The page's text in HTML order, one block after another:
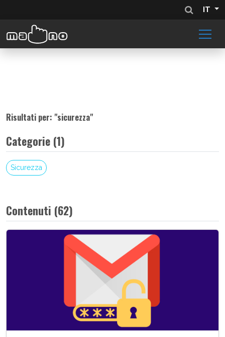
IT
Risultati per: "sicurezza"
Categorie (1)
Sicurezza
Contenuti (62)